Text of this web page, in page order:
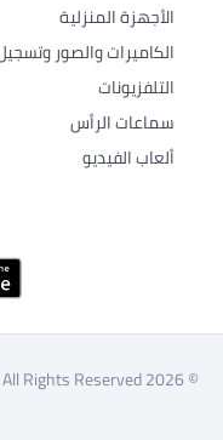
الأجهزة المنزلية
الكاميرات والصور
التلفزيونات
سماعات الرأس
ألعاب الفيديو
© 2026 noon. All Rights Reserved